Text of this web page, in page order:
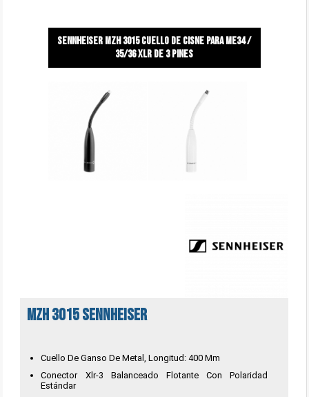
Sennheiser mzh 3015 cuello de cisne para me34 /
35/36 xlr de 3 pines
MZH 3015 SENNHEISER
Cuello De Ganso De Metal, Longitud: 400 Mm
Conector Xlr-3 Balanceado Flotante Con Polaridad
Estándar